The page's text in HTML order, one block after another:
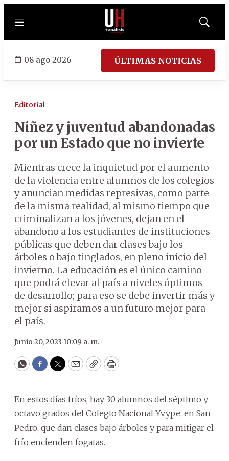
Menú
Mostrar
08 ago 2026 ÚLTIMAS NOTICIAS
Editorial
Niñez y juventud abandonadas
por un Estado que no invierte
Mientras crece la inquietud por el aumento
de la violencia entre alumnos de los colegios
y anuncian medidas represivas, como parte
de la misma realidad, al mismo tiempo que
criminalizan a los jóvenes, dejan en el
abandono a los estudiantes de instituciones
públicas que deben dar clases bajo los
árboles o bajo tinglados, en pleno inicio del
invierno. La educación es el único camino
que podrá elevar al país a niveles óptimos
de desarrollo; para eso se debe invertir más y
mejor si aspiramos a un futuro mejor para
el país.
Junio 20, 2023 10:09 a. m.
WhatsApp
Facebook
Twitter
EmailCopyPrint
En estos días fríos, hay 30 alumnos del séptimo y
octavo grados del Colegio Nacional Yvype, en San
Pedro, que dan clases bajo árboles y para mitigar el
frío encienden fogatas.